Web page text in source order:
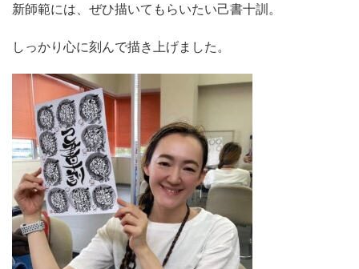
新師範には、ぜひ描いてもらいたい己書十訓。
しっかり心に刻んで描き上げました。